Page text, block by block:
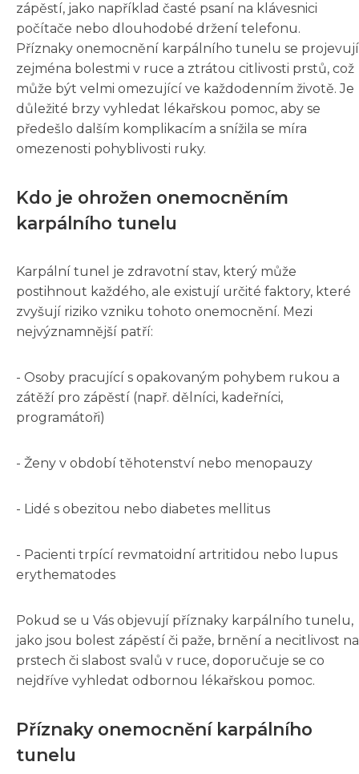
zápěstí, jako například časté psaní na klávesnici
počítače nebo dlouhodobé držení telefonu.
Příznaky onemocnění karpálního tunelu se projevují
zejména bolestmi v ruce a ztrátou citlivosti prstů, což
může být velmi omezující ve každodenním životě. Je
důležité brzy vyhledat lékařskou pomoc, aby se
předešlo dalším komplikacím a snížila se míra
omezenosti pohyblivosti ruky.
Kdo je ohrožen onemocněním
karpálního tunelu
Karpální tunel je zdravotní stav, který může
postihnout každého, ale existují určité faktory, které
zvyšují riziko vzniku tohoto onemocnění. Mezi
nejvýznamnější patří:
- Osoby pracující s opakovaným pohybem rukou a
zátěží pro zápěstí (např. dělníci, kadeřníci,
programátoři)
- Ženy v období těhotenství nebo menopauzy
- Lidé s obezitou nebo diabetes mellitus
- Pacienti trpící revmatoidní artritidou nebo lupus
erythematodes
Pokud se u Vás objevují příznaky karpálního tunelu,
jako jsou bolest zápěstí či paže, brnění a necitlivost na
prstech či slabost svalů v ruce, doporučuje se co
nejdříve vyhledat odbornou lékařskou pomoc.
Příznaky onemocnění karpálního
tunelu